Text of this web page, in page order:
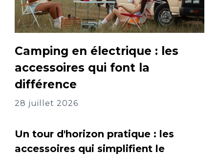
Camping en électrique : les
accessoires qui font la
différence
28 juillet 2026
Un tour d'horizon pratique : les
accessoires qui simplifient le